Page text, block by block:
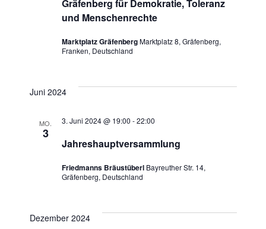
Gräfenberg für Demokratie, Toleranz
und Menschenrechte
Marktplatz GräfenbergMarktplatz 8, Gräfenberg,
Franken, Deutschland
Juni 2024
MO.
3
Jahreshauptversammlung
3. Juni 2024 @ 19:00 -22:00
Friedmanns Bräustüberl Bayreuther Str. 14,
Gräfenberg, Deutschland
Dezember 2024